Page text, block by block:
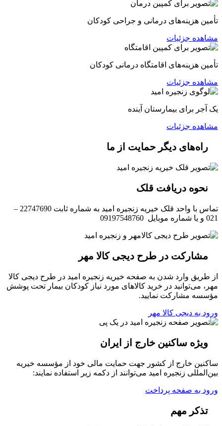
تأمین هزینه‌های درمانی و جراحی کودکان
مشاهده جزئیات
تأمین هزینه‌های اقامتگاه درمانی کودکان
مشاهده جزئیات
یک آجر برای بیمارستان آینده
مشاهده جزئیات
راه‌های دیگر حمایت از ما
نحوه دریافت قلک
تماس با واحد قلک خیریه زنجیره امید به شماره ثابت 22747690 –
021 و یا شماره موبایل 09197548760
مشارکت در طرح دیجی کالا مهر
از طریق وارد شدن به صفحه خیریه زنجیره امید در طرح دیجی کالا
مهر، می‌توانید در خرید کالاهای مورد نیاز کودکان بیمار تحت پوشش
مؤسسه مشارکت نمایید.
ورود به دیجی کالا مهر
ویژه ساکنین خارج از ایران
ساکنین خارج از کشور جهت حمایت مالی خود از مؤسسه خیریه
بین‌المللی زنجیره امید می‌توانند از دکمه زیر استفاده نمایند:
ورود به صفحه پرداخت
تذکر مهم